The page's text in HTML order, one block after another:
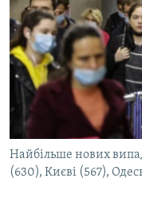
МУЛЬТИМЕДІА
ФОТО
СПЕЦПРОЄКТИ
ПОДКАСТИ
КРИМ РЕАЛІЇ
РУС
Найбільше нових
(630), Києві (567),